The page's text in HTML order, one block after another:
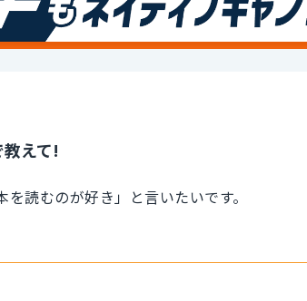
えて!
読むのが好き」と言いたいです。